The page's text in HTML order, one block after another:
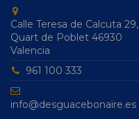
Calle Teresa de Calcuta 29,
Quart de Poblet 46930
Valencia
961 100 333
info@desguacebonaire.es